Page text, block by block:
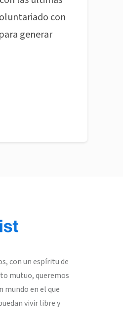
con
generar
con un espíritu de
mutuo, queremos
mundo en el que
vivir libre y